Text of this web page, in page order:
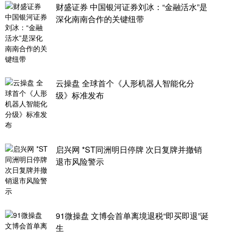
财盛证券 中国银河证券刘冰：“金融活水”是
深化南南合作的关键纽带
云操盘 全球首个《人形机器人智能化分
级》标准发布
启兴网 *ST同洲明日停牌 次日复牌并撤销
退市风险警示
91微操盘 文博会首单离境退税“即买即退”诞
生